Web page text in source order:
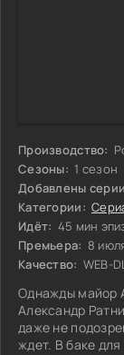
Производство:
Сезоны: 1 сезон
Добавлены
Категории:
Идёт: 45 мин
Премьера: 8
Качество: WEB-
Однажды майор
Александр
даже не
ждет. В баке